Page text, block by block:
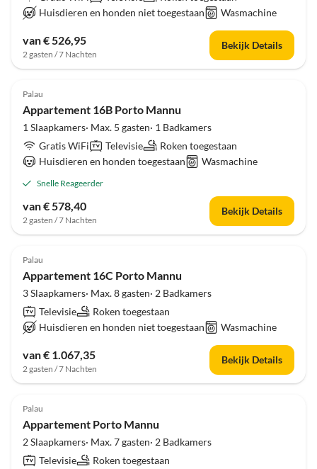
Huisdieren en honden niet toegestaan
Wasmachine
van € 526,95
2 gasten / 7 Nachten
Bekijk Details
Palau
Appartement 16B Porto Mannu
1 Slaapkamers· Max. 5 gasten· 1 Badkamers
Gratis WiFi
Televisie
Roken toegestaan
Huisdieren en honden toegestaan
Wasmachine
Snelle Reageerder
van € 578,40
2 gasten / 7 Nachten
Bekijk Details
Palau
Appartement 16C Porto Mannu
3 Slaapkamers· Max. 8 gasten· 2 Badkamers
Televisie
Roken toegestaan
Huisdieren en honden niet toegestaan
Wasmachine
van € 1.067,35
2 gasten / 7 Nachten
Bekijk Details
Palau
Appartement Porto Mannu
2 Slaapkamers· Max. 7 gasten· 2 Badkamers
Televisie
Roken toegestaan